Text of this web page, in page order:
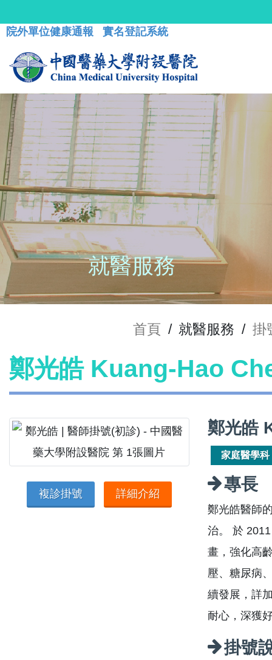
院外單位健康通報 實名登記系統
就醫服務
首頁 / 就醫服務 / 掛
鄭光皓 Kuang-Hao
複診掛號 詳細介紹
鄭光皓
家庭醫學科
專長
鄭光皓醫師
治。 於
畫，強化高
壓、糖尿病
續發展，詳
耐心，深獲
掛號